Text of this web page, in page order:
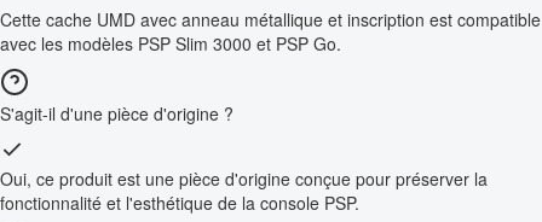
Cette cache UMD avec anneau métallique et inscription est compatible
avec les modèles PSP Slim 3000 et PSP Go.
S'agit-il d'une pièce d'origine ?
Oui, ce produit est une pièce d'origine conçue pour préserver la
fonctionnalité et l'esthétique de la console PSP.